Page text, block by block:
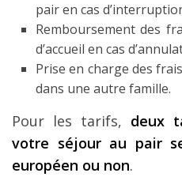
pair en cas
Remboursement des
d’accueil en cas
Prise en charge des
dans une autre famille.
Pour les tarifs, deux
votre séjour au pair
européen ou non.